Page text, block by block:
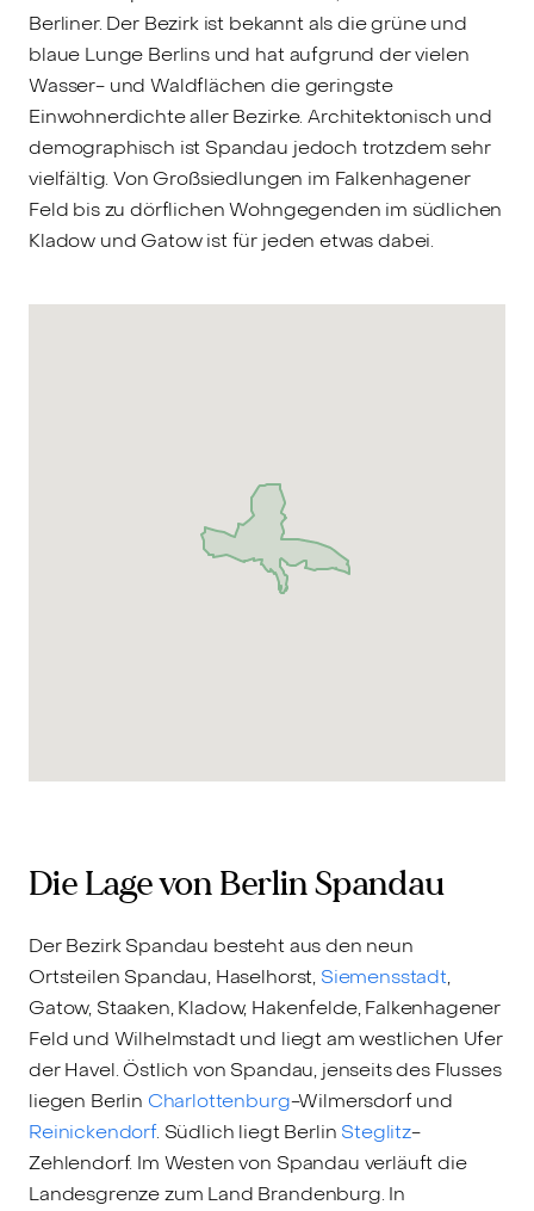
Berliner. Der Bezirk ist bekannt als die grüne und
blaue Lunge Berlins und hat aufgrund der vielen
Wasser- und Waldflächen die geringste
Einwohnerdichte aller Bezirke. Architektonisch und
demographisch ist Spandau jedoch trotzdem sehr
vielfältig. Von Großsiedlungen im Falkenhagener
Feld bis zu dörflichen Wohngegenden im südlichen
Kladow und Gatow ist für jeden etwas dabei.
Die Lage von Berlin Spandau
Der Bezirk Spandau besteht aus den neun
Ortsteilen Spandau, Haselhorst, Siemensstadt,
Gatow, Staaken, Kladow, Hakenfelde, Falkenhagener
Feld und Wilhelmstadt und liegt am westlichen Ufer
der Havel. Östlich von Spandau, jenseits des Flusses
liegen Berlin Charlottenburg-Wilmersdorf und
Reinickendorf. Südlich liegt Berlin Steglitz-
Zehlendorf. Im Westen von Spandau verläuft die
Landesgrenze zum Land Brandenburg. In